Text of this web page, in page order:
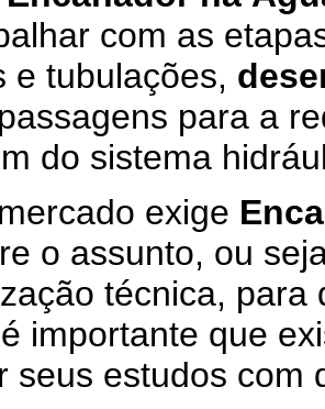
com as
e tubulações,
para a
do sistema
exige
o assunto, ou
técnica,
importante que
seus estudos com